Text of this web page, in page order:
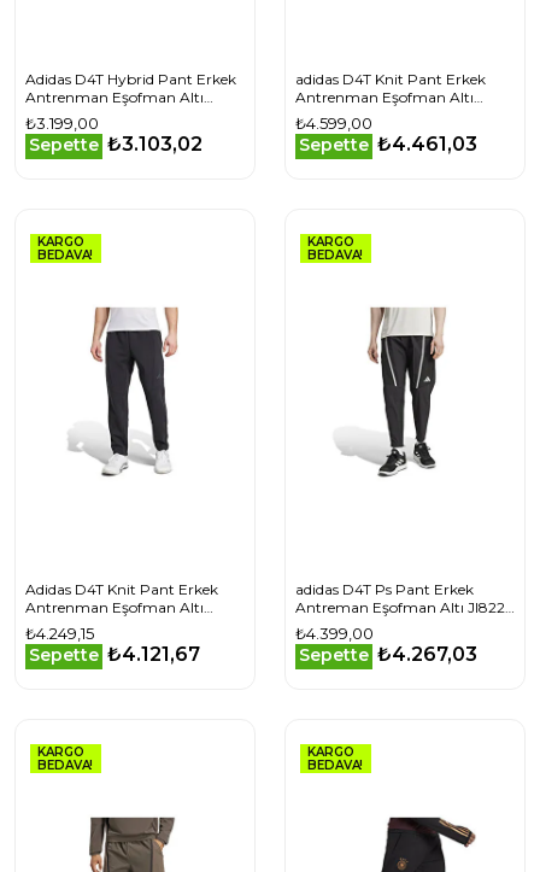
Adidas D4T Hybrid Pant Erkek
Antrenman Eşofman Altı
KB0807 Kahverengi
₺3.199,00
Sepette ₺3.103,02
adidas D4T Knit Pant Erkek
Antrenman Eşofman Altı
JX7326 Haki
₺4.599,00
Sepette ₺4.461,03
KARGO
BEDAVA!
Adidas D4T Knit Pant Erkek
Antrenman Eşofman Altı
JY0004 Siyah
₺4.249,15
Sepette ₺4.121,67
KARGO
BEDAVA!
adidas D4T Ps Pant Erkek
Antreman Eşofman Altı JI8224
Siyah
₺4.399,00
Sepette ₺4.267,03
KARGO
BEDAVA!
KARGO
BEDAVA!